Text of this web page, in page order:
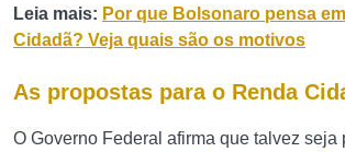
Leia mais: Por que Bolsonaro pensa
Cidadã? Veja quais são os motivos
As propostas para o Renda
O Governo Federal afirma que talvez seja